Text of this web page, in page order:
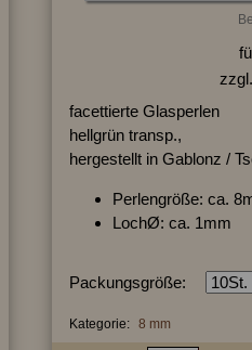
zzgl.
facettierte Glasperlen
hellgrün transp.,
hergestellt in Gablonz /
Perlengröße: ca.
LochØ: ca. 1mm
Packungsgröße:
Kategorie: 8 mm